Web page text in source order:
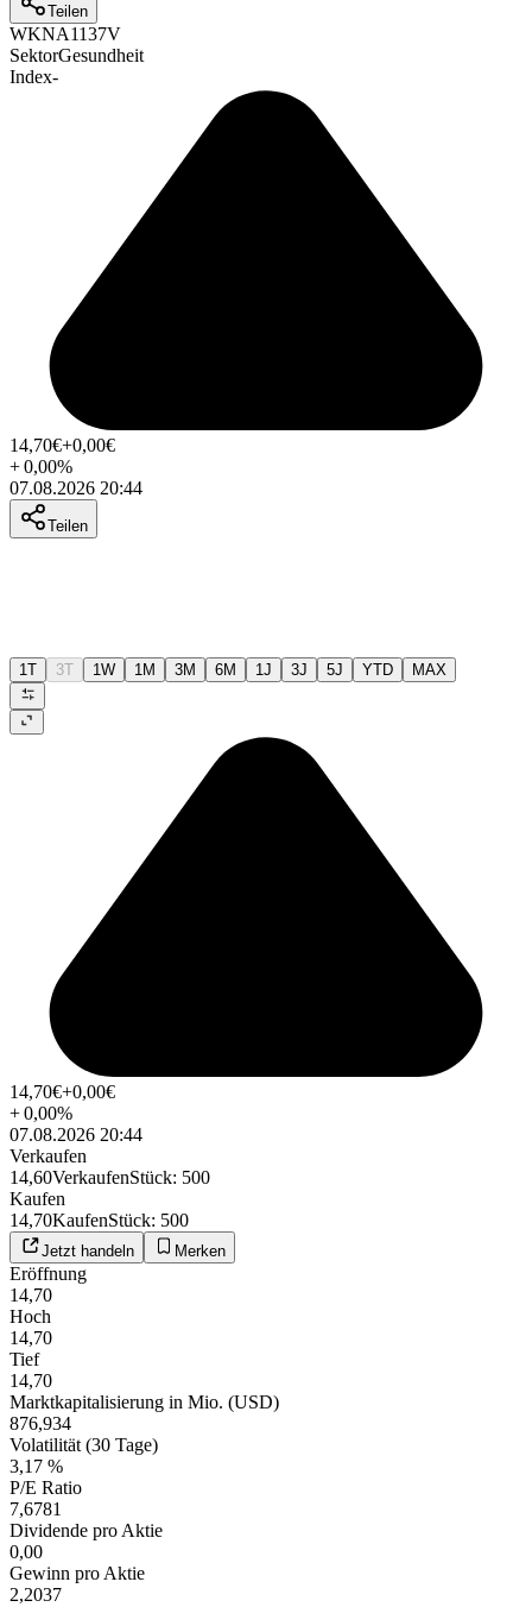
Teilen
WKNA1137V
SektorGesundheit
Index-
14,70€+0,00€
+0,00%
07.08.2026 20:44
Teilen
1T 3T 1W 1M 3M 6M 1J 3J 5J YTD MAX
14,70€+0,00€
+0,00%
07.08.2026 20:44
Verkaufen
14,60VerkaufenStück: 500
Kaufen
14,70KaufenStück: 500
Jetzt handeln Merken
Eröffnung
14,70
Hoch
14,70
Tief
14,70
Marktkapitalisierung in Mio. (USD)
876,934
Volatilität (30 Tage)
3,17 %
P/E Ratio
7,6781
Dividende pro Aktie
0,00
Gewinn pro Aktie
2,2037